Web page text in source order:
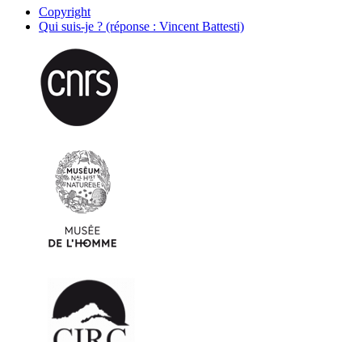
Copyright
Qui suis-je ? (réponse : Vincent Battesti)